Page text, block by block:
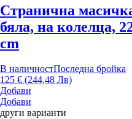
Странична
бяла, на колелца,
cm
В наличностПоследна бройка
125 € (244,48 Лв)
Добави
Добави
други варианти